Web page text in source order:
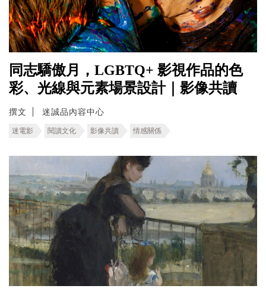
同志驕傲月，LGBTQ+ 影視作品的色
彩、光線與元素場景設計｜影像共讀
撰文 迷誠品內容中心
迷電影 閱讀文化 影像共讀 情感關係